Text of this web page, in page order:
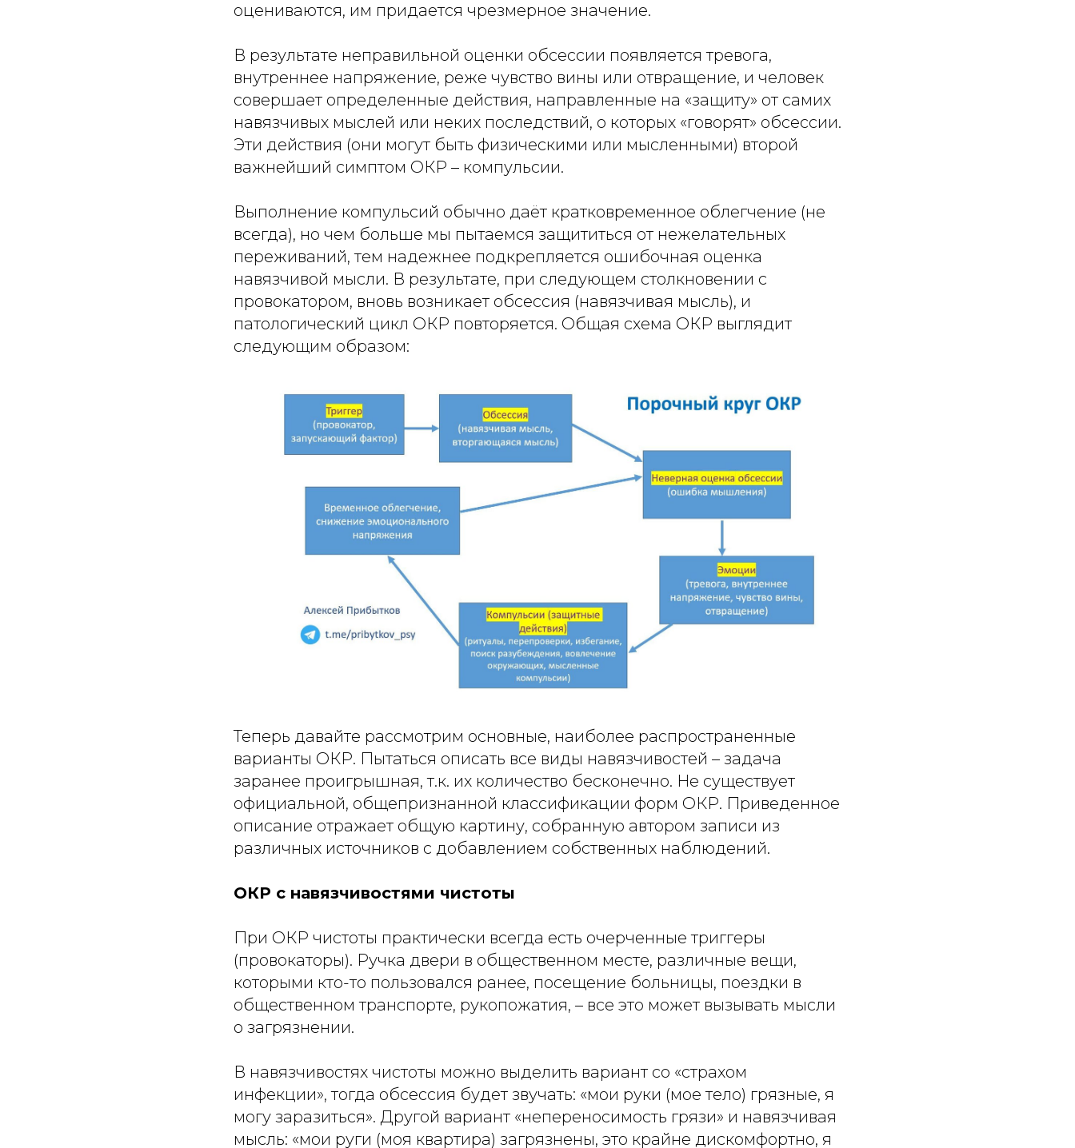
оцениваются, им придается чрезмерное значение.
В результате неправильной оценки обсессии появляется тревога,
внутреннее напряжение, реже чувство вины или отвращение, и человек
совершает определенные действия, направленные на «защиту» от самих
навязчивых мыслей или неких последствий, о которых «говорят» обсессии.
Эти действия (они могут быть физическими или мысленными) второй
важнейший симптом ОКР – компульсии.
Выполнение компульсий обычно даёт кратковременное облегчение (не
всегда), но чем больше мы пытаемся защититься от нежелательных
переживаний, тем надежнее подкрепляется ошибочная оценка
навязчивой мысли. В результате, при следующем столкновении с
провокатором, вновь возникает обсессия (навязчивая мысль), и
патологический цикл ОКР повторяется. Общая схема ОКР выглядит
следующим образом:
Теперь давайте рассмотрим основные, наиболее распространенные
варианты ОКР. Пытаться описать все виды навязчивостей – задача
заранее проигрышная, т.к. их количество бесконечно. Не существует
официальной, общепризнанной классификации форм ОКР. Приведенное
описание отражает общую картину, собранную автором записи из
различных источников с добавлением собственных наблюдений.
ОКР с навязчивостями чистоты
При ОКР чистоты практически всегда есть очерченные триггеры
(провокаторы). Ручка двери в общественном месте, различные вещи,
которыми кто-то пользовался ранее, посещение больницы, поездки в
общественном транспорте, рукопожатия, – все это может вызывать мысли
о загрязнении.
В навязчивостях чистоты можно выделить вариант со «страхом
инфекции», тогда обсессия будет звучать: «мои руки (мое тело) грязные, я
могу заразиться». Другой вариант «непереносимость грязи» и навязчивая
мысль: «мои руги (моя квартира) загрязнены, это крайне дискомфортно, я